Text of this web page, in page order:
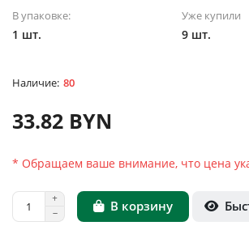
В упаковке:
1 шт.
Уже купили
9 шт.
80
33.82 BYN
* Обращаем ваше внимание, что цена
В корзину